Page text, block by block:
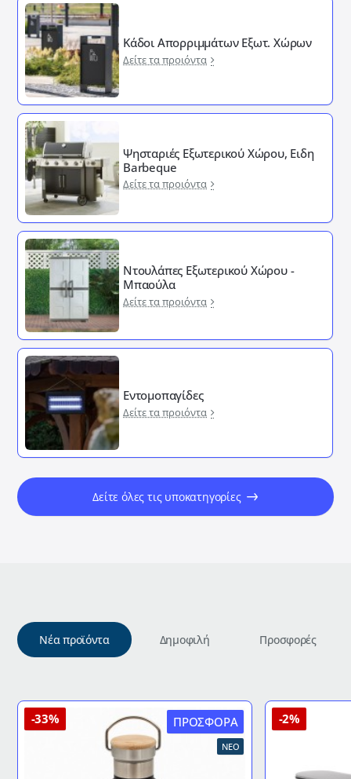
Κάδοι Απορριμμάτων Εξωτ. Χώρων
Δείτε τα προιόντα
Ψησταριές Εξωτερικού Χώρου, Ειδη
Barbeque
Δείτε τα προιόντα
Ντουλάπες Εξωτερικού Χώρου -
Μπαούλα
Δείτε τα προιόντα
Εντομοπαγίδες
Δείτε τα προιόντα
Δείτε όλες τις υποκατηγορίες
Νέα προϊόντα Δημοφιλή Προσφορές
ΠΡΟΣΦΟΡΆ
ΝΈΟ
-33% -2%